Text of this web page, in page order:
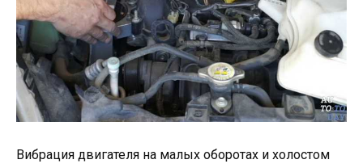
Вибрация двигателя на малых оборотах и холостом